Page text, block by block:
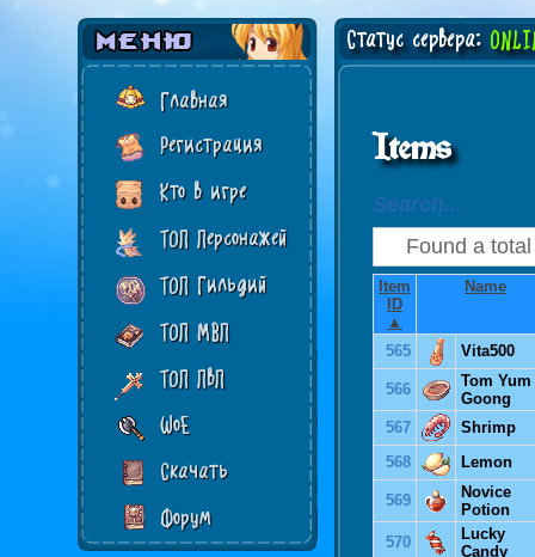
Главная
Регистрация
Кто в игре
ТОП Персонажей
ТОП Гильдий
ТОП МВП
ТОП ПвП
WoE
Скачать
Форум
Статус сервера:
Items
Search...
Found a
Item
ID
▲
Name
565 Vita500
566
Tom Yum
Goong
567
Shrimp
568
Lemon
569
Novice
Potion
570
Lucky
Candy